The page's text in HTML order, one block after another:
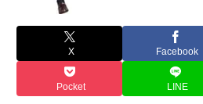
X Facebook
Pocket LINE